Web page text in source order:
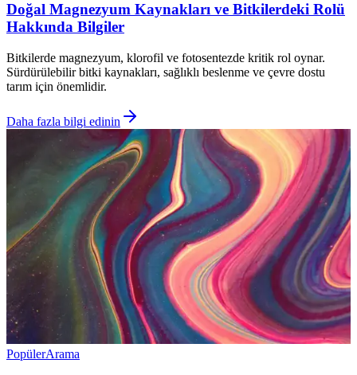
Doğal Magnezyum Kaynakları ve Bitkilerdeki Rolü
Hakkında Bilgiler
Bitkilerde magnezyum, klorofil ve fotosentezde kritik rol oynar.
Sürdürülebilir bitki kaynakları, sağlıklı beslenme ve çevre dostu
tarım için önemlidir.
Daha fazla bilgi edinin
PopülerArama